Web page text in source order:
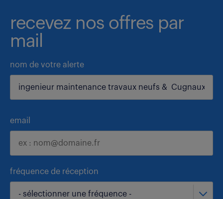
recevez nos offres par
mail
nom de votre alerte
email
fréquence de réception
- sélectionner une fréquence -